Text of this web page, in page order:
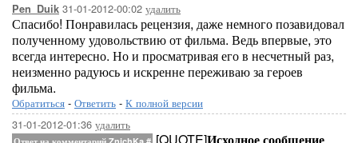
Pen_Duik 31-01-2012-00:02 удалить
Спасибо! Понравилась рецензия, даже немного позавидовал
полученному удовольствию от фильма. Ведь впервые, это
всегда интересно. Но и просматривая его в несчетный раз,
неизменно радуюсь и искренне переживаю за героев
фильма.
Обратиться - Ответить - К полной версии
31-01-2012-01:36 удалить